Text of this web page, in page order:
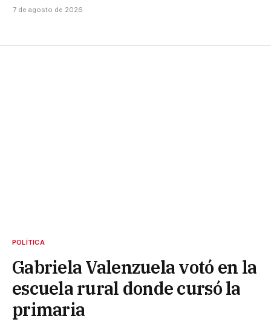
7 de agosto de 2026
POLÍTICA
Gabriela Valenzuela votó en la
escuela rural donde cursó la
primaria